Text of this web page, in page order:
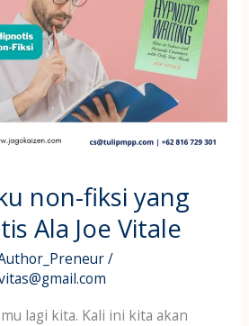
non-fiksi yang
Ala Joe Vitale
/
lagi kita. Kali ini kita akan